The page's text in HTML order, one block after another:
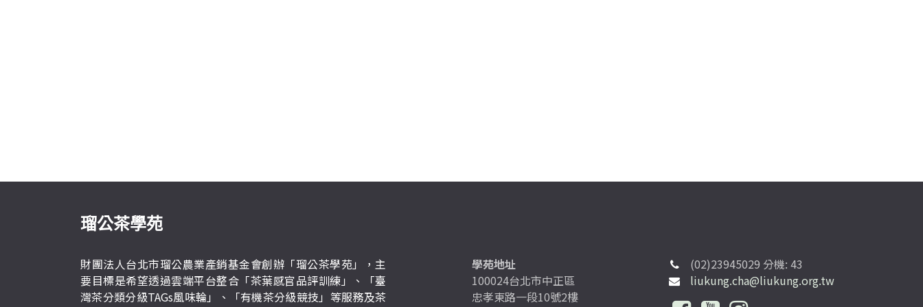
瑠公茶學苑
財團法人台北市瑠公農業產銷基金會創辦「瑠公茶學苑」，主
要目標是希望透過雲端平台整合「茶葉感官品評訓練」、「臺
灣茶分類分級TAGs風味輪」、「有機茶分級競技」等服務及茶
學苑地址
100024台北市中正區
忠孝東路一段10號2樓
(02)23945029 分機: 43
liukung.cha@liukung.org.tw